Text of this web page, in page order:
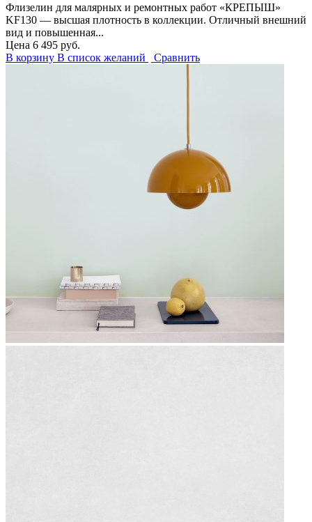
Флизелин для малярных и ремонтных работ «КРЕПЫШ»
KF130 — высшая плотность в коллекции. Отличный внешний
вид и повышенная...
Цена 6 495 руб.
В корзину В список желаний Сравнить